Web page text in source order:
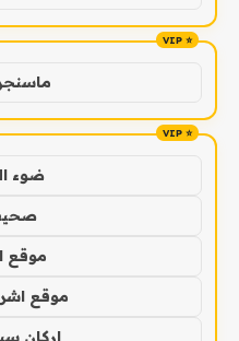
ضوء
موقع
موقع
اركان